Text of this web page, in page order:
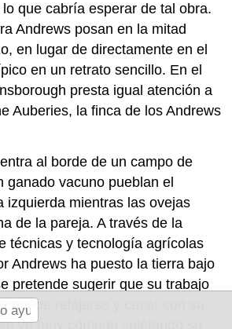
que cabría esperar de tal obra.
Andrews posan en la mitad
en lugar de directamente en el
en un retrato sencillo. En el
presta igual atención a
Auberies, la finca de los Andrews
al borde de un campo de
ganado vacuno pueblan el
izquierda mientras las ovejas
de la pareja. A través de la
técnicas y tecnología agrícolas
Andrews ha puesto la tierra bajo
pretende sugerir que su trabajo
puede relajarse y cazar con su
ve muy cómodo sujetando su